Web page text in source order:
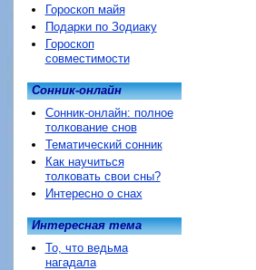
Гороскоп майя
Подарки по Зодиаку
Гороскоп
совместимости
Сонник-онлайн
Сонник-онлайн: полное
толкование снов
Тематический сонник
Как научиться
толковать свои сны?
Интересно о снах
Интересная тема
То, что ведьма
нагадала